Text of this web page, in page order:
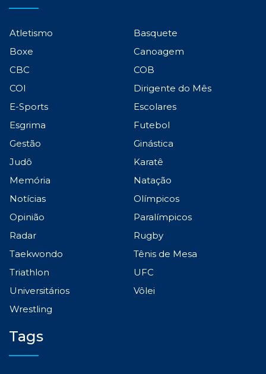
Atletismo
Basquete
Boxe
Canoagem
CBC
COB
COI
Dirigente do Mês
E-Sports
Escolares
Esgrima
Futebol
Gestão
Ginástica
Judô
Karatê
Memória
Natação
Notícias
Olímpicos
Opinião
Paralímpicos
Radar
Rugby
Taekwondo
Tênis de Mesa
Triathlon
UFC
Universitários
Vôlei
Wrestling
Tags